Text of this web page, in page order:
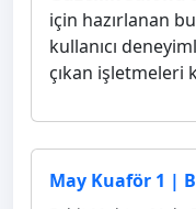
için hazırlanan
kullanıcı
çıkan işletmeleri
May Kuaför 1 |